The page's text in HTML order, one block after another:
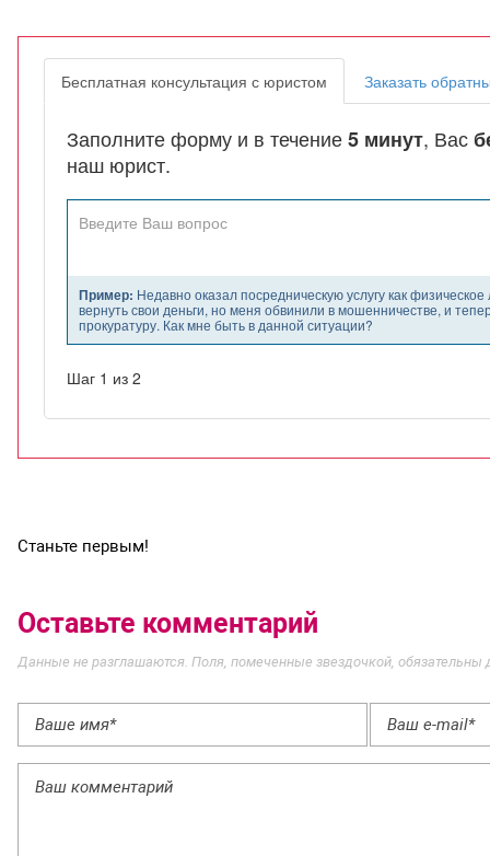
Станьте первым!
Оставьте комментарий
Данные не разглашаются. Поля, помеченные звездочкой, обязательны